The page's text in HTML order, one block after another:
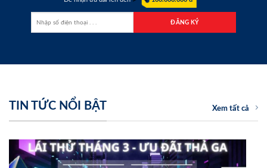
TIN TỨC NỔI BẬT Xem tất cả